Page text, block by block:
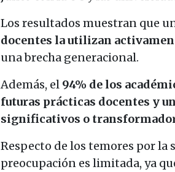
Los resultados muestran que
docentes la utilizan
una brecha generacional.
Además, el 94% de los
futuras prácticas docentes y
significativos o
Respecto de los temores por
preocupación es limitada, ya